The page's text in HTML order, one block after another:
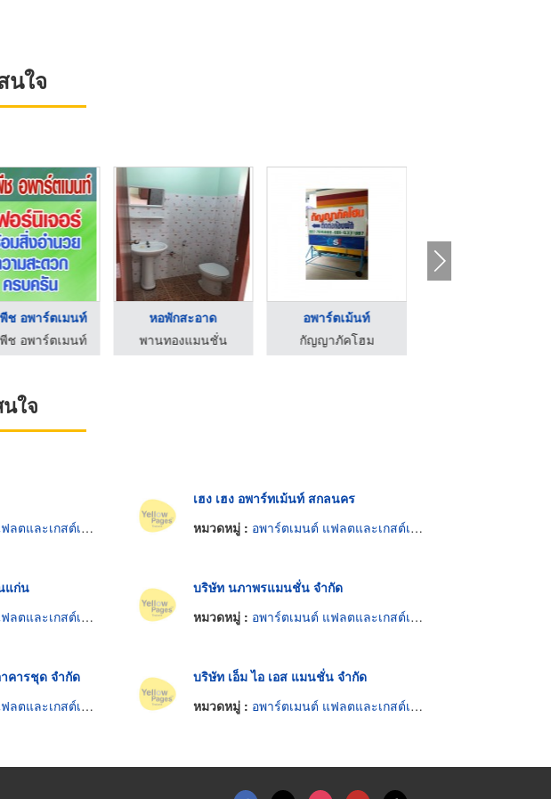
นใจ
ช อพาร์ตเมนท์
ช อพาร์ตเมนท์
หอพักสะอาด
พานทองแมนชั่น
อพาร์ตเม้นท์
กัญญาภัคโฮม
ใจ
และเกสต์เฮ้าส์
เฮง เฮง อพาร์ทเม้นท์ สกลนคร
หมวดหมู่ : อพาร์ตเมนต์ แฟลตและเกสต์เฮ้าส์
แก่น
และเกสต์เฮ้าส์
บริษัท นภาพรแมนชั่น จำกัด
หมวดหมู่ : อพาร์ตเมนต์ แฟลตและเกสต์เฮ้าส์
คารชุด จำกัด
และเกสต์เฮ้าส์
บริษัท เอ็ม ไอ เอส แมนชั่น จำกัด
หมวดหมู่ : อพาร์ตเมนต์ แฟลตและเกสต์เฮ้าส์